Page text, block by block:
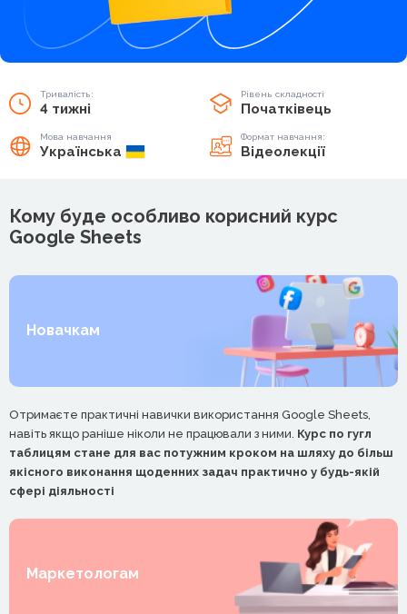
Тривалість:
4 тижні
Рівень складності
Початківець
Мова навчання
Українська
Формат навчання:
Відеолекції
Кому буде особливо корисний курс
Google Sheets
Новачкам
Отримаєте практичні навички використання Google Sheets,
навіть якщо раніше ніколи не працювали з ними. Курс по гугл
таблицям стане для вас потужним кроком на шляху до більш
якісного виконання щоденних задач практично у будь-якій
сфері діяльності
Маркетологам